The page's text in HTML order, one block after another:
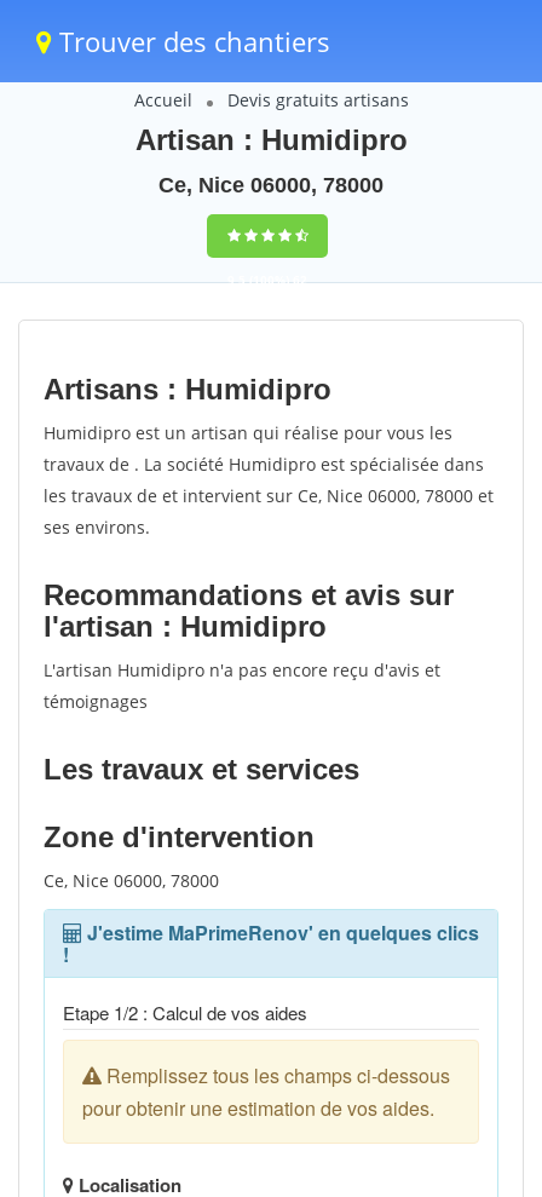
Trouver des chantiers
Accueil Devis gratuits artisans
Artisan : Humidipro
Ce, Nice 06000, 78000
9,5(100%)62
votes
Artisans : Humidipro
Humidipro est un artisan qui réalise pour vous les
travaux de . La société Humidipro est spécialisée dans
les travaux de et intervient sur Ce, Nice 06000, 78000 et
ses environs.
Recommandations et avis sur
l'artisan : Humidipro
L'artisan Humidipro n'a pas encore reçu d'avis et
témoignages
Les travaux et services
Zone d'intervention
Ce, Nice 06000, 78000